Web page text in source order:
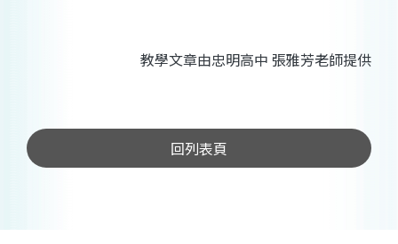
教學文章由忠明高中 張雅芳老師提供
回列表頁